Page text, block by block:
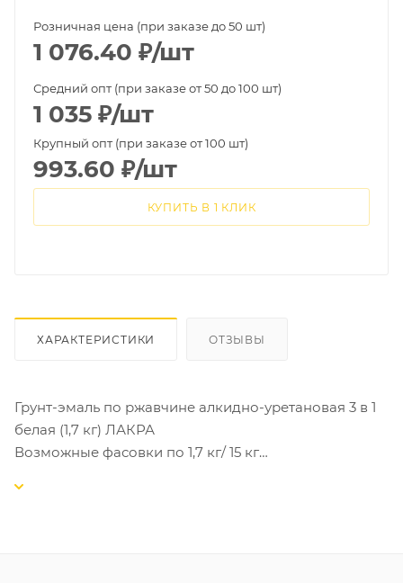
Розничная цена (при заказе до 50 шт)
1 076.40 ₽/шт
Средний опт (при заказе от 50 до 100 шт)
1 035 ₽/шт
Крупный опт (при заказе от 100 шт)
993.60 ₽/шт
КУПИТЬ В 1 КЛИК
ХАРАКТЕРИСТИКИ ОТЗЫВЫ
Грунт-эмаль по ржавчине алкидно-уретановая 3 в 1
белая (1,7 кг) ЛАКРА
Возможные фасовки по 1,7 кг/ 15 кг